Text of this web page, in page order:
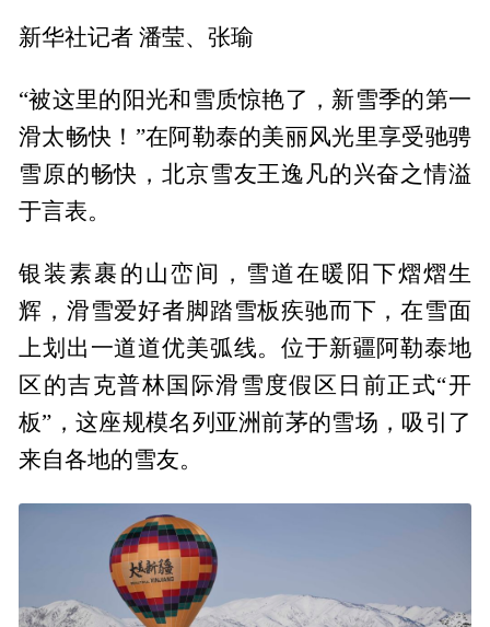
新华社记者 潘莹、张瑜
“被这里的阳光和雪质惊艳了，新雪季的第一
滑太畅快！”在阿勒泰的美丽风光里享受驰骋
雪原的畅快，北京雪友王逸凡的兴奋之情溢
于言表。
银装素裹的山峦间，雪道在暖阳下熠熠生
辉，滑雪爱好者脚踏雪板疾驰而下，在雪面
上划出一道道优美弧线。位于新疆阿勒泰地
区的吉克普林国际滑雪度假区日前正式“开
板”，这座规模名列亚洲前茅的雪场，吸引了
来自各地的雪友。